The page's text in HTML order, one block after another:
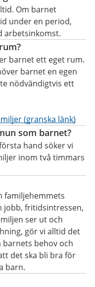
Om barnet
under en period,
arbetsinkomst.
barnet ett eget rum.
barnet en egen
nödvändigtvis ett
(granska länk)
som barnet?
hand söker vi
inom två timmars
familjehemmets
jobb, fritidsintressen,
ser ut och
gör vi alltid det
behov och
det ska bli bra för
barn.